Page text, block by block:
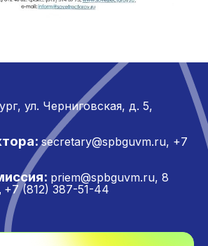
ул. Черниговская, д. 5,
secretary@spbguvm.ru, +7
priem@spbguvm.ru, 8
, +7 (812) 387-51-44